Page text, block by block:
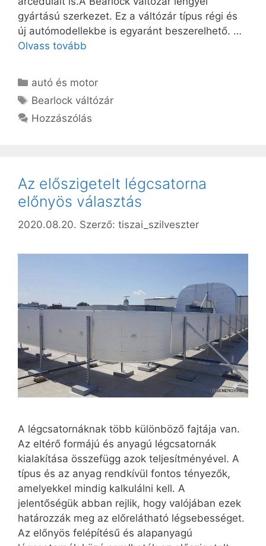
gyártású szerkezet. Ez a váltózár típus régi és
új autómodellekbe is egyaránt beszerelhető. …
Olvass tovább
Kategória
autó és motor
Címkék
Bearlock váltózár
Hozzászólás
Az előszigetelt légcsatorna
előnyös választás
2020.08.20. Szerző: tiszai_szilveszter
A légcsatornáknak több különböző fajtája van.
Az eltérő formájú és anyagú légcsatornák
kialakítása összefügg azok teljesítményével. A
típus és az anyag rendkívül fontos tényezők,
amelyekkel mindig kalkulálni kell. A
jelentőségük abban rejlik, hogy valójában ezek
határozzák meg az előrelátható légsebességet.
Az előnyös felépítésű és alapanyagú